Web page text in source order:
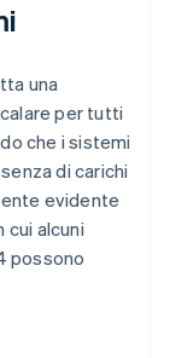
una
per tutti
che i sistemi
di carichi
evidente
cui alcuni
possono